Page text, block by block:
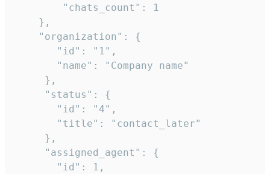
        "chats_count": 1
    },
    "organization": {
       "id": "1",
       "name": "Company name"
     },
     "status": {
       "id": "4",
       "title": "contact_later"
     },
     "assigned_agent": {
       "id": 1,